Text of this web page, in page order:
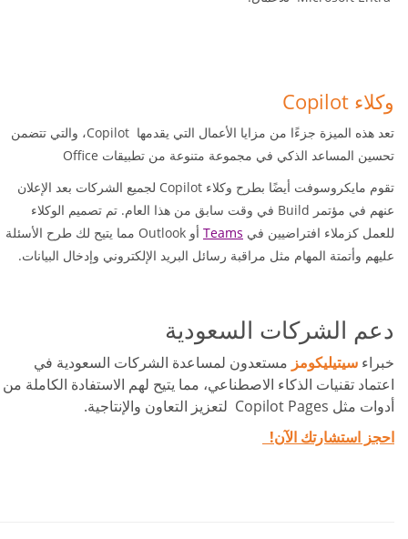
وكلاء Copilot
تعد هذه الميزة جزءًا من مزايا الأعمال التي يقدمها Copilot، والتي تتضمن
تحسين المساعد الذكي في مجموعة متنوعة من تطبيقات Office
تقوم مايكروسوفت أيضًا بطرح وكلاء Copilot لجميع الشركات بعد الإعلان
عنهم في مؤتمر Build في وقت سابق من هذا العام. تم تصميم الوكلاء
للعمل كزملاء افتراضيين في Teams
أو Outlook مما يتيح لك طرح الأسئلة
عليهم وأتمتة المهام مثل مراقبة رسائل البريد الإلكتروني وإدخال البيانات.
دعم الشركات السعودية
خبراء سيتيليكومز مستعدون لمساعدة الشركات السعودية في
اعتماد تقنيات الذكاء الاصطناعي، مما يتيح لهم الاستفادة الكاملة من
أدوات مثل Copilot Pages لتعزيز التعاون والإنتاجية.
احجز استشارتك الآن!